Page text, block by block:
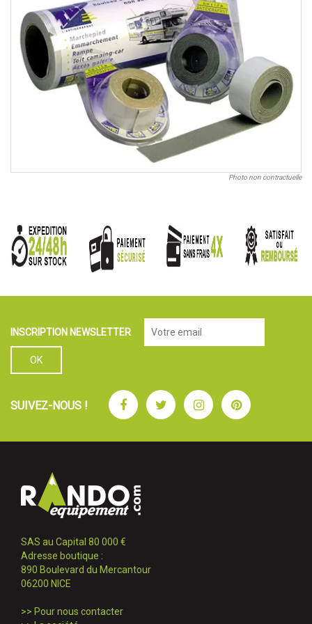
Photo non contractuelle
INSCRIPTION NEWSLETTER
SUIVEZ-NOUS ! FacebookTwitterInstagramPinterest
SAS au Capital 80 000 €
Adresse boutique :
890 Boulevard du Mercantour
06200 NICE
>> Pour nous contacter